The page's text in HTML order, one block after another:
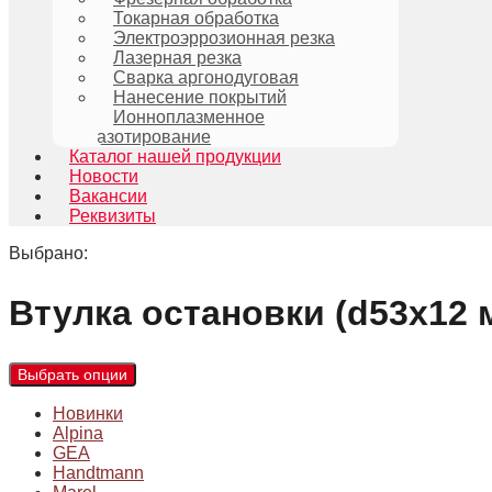
Токарная обработка
Электроэррозионная резка
Лазерная резка
Сварка аргонодуговая
Нанесение покрытий
Ионноплазменное
азотирование
Каталог нашей продукции
Новости
Вакансии
Реквизиты
Выбрано:
Втулка остановки
Выбрать опции
Новинки
Alpina
GEA
Handtmann